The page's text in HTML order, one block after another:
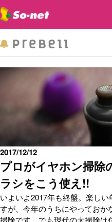
プロがイヤホン掃除
ラシをこう使え!!
2017/12/12
いよいよ2017年も終盤。楽し
すが、今年のうちにやってお
掃除です。でも現代の大掃除